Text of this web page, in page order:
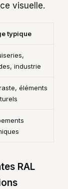
visuelle.
typique
industrie
éléments
RAL